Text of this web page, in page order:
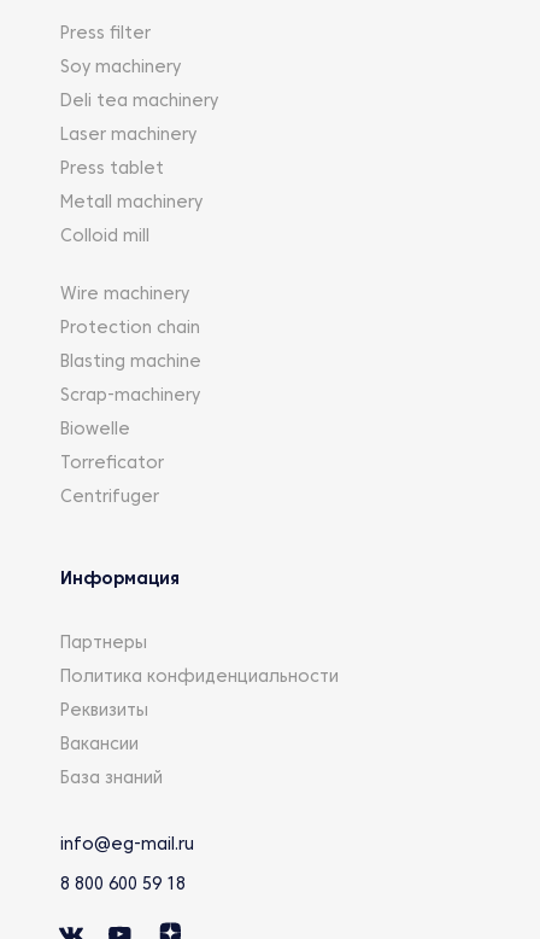
Press filter
Soy machinery
Deli tea machinery
Laser machinery
Press tablet
Metall machinery
Colloid mill
Wire machinery
Protection chain
Blasting machine
Scrap-machinery
Biowelle
Torreficator
Centrifuger
Информация
Партнеры
Политика конфиденциальности
Реквизиты
Вакансии
База знаний
info@eg-mail.ru
8 800 600 59 18